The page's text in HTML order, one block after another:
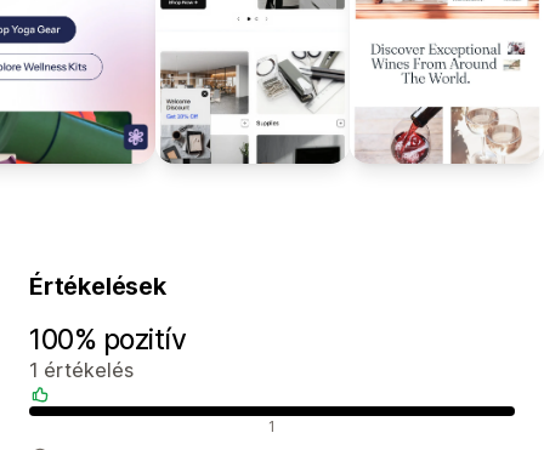
Értékelések
100% pozitív
1 értékelés
1